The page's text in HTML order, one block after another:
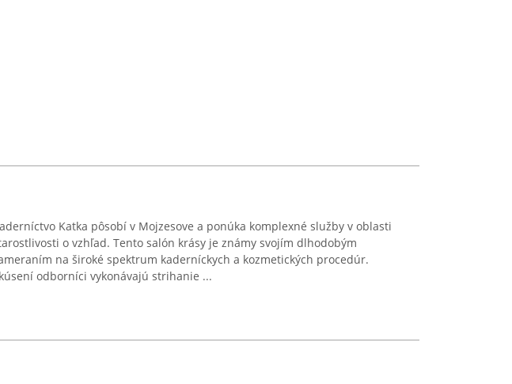
Katka pôsobí v Mojzesove a ponúka komplexné služby v oblasti
o vzhľad. Tento salón krásy je známy svojím dlhodobým
na široké spektrum kaderníckych a kozmetických procedúr.
odborníci vykonávajú strihanie ...